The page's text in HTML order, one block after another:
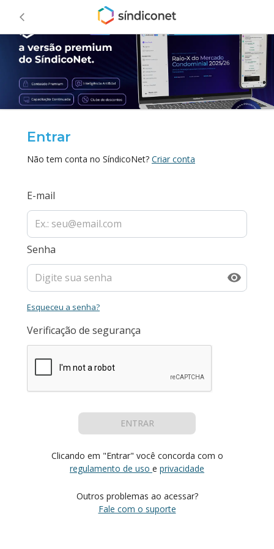
Entrar
Não tem conta no SíndicoNet? Criar conta
E-mail
Senha
Esqueceu a senha?
Verificação de segurança
ENTRAR
Clicando em "Entrar" você concorda com o
regulamento de uso e privacidade
Outros problemas ao acessar?
Fale com o suporte